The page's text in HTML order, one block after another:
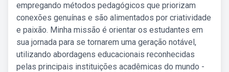
empregando métodos pedagógicos que priorizam
conexões genuínas e são alimentados por criatividade
e paixão. Minha missão é orientar os estudantes em
sua jornada para se tornarem uma geração notável,
utilizando abordagens educacionais reconhecidas
pelas principais instituições acadêmicas do mundo -